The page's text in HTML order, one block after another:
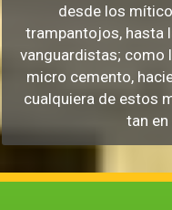
desde los
trampantojos, hasta
vanguardistas; como
micro cemento,
cualquiera de estos
tan en